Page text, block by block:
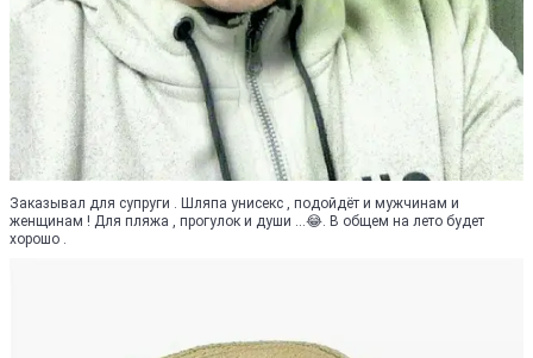
Заказывал для супруги . Шляпа унисекс , подойдёт и мужчинам и
женщинам ! Для пляжа , прогулок и души ...😂. В общем на лето будет
хорошо .